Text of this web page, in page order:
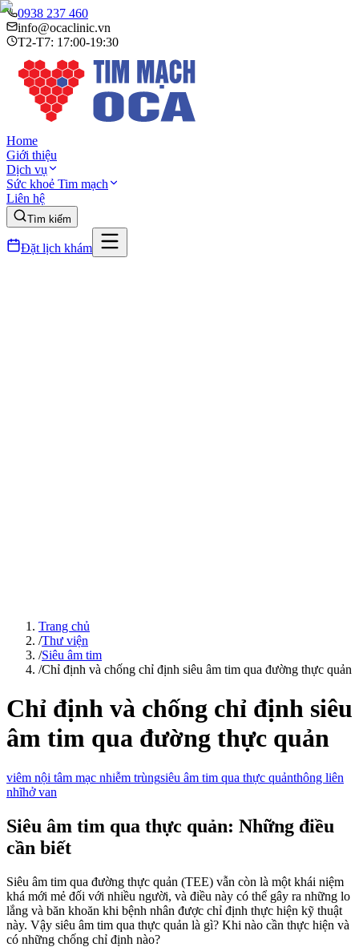
0938 237 460
info@ocaclinic.vn
T2-T7: 17:00-19:30
Home
Giới thiệu
Dịch vụ
Sức khoẻ Tim mạch
Liên hệ
Tìm kiếm
Đặt lịch khám
Trang chủ
/Thư viện
/Siêu âm tim
/Chỉ định và chống chỉ định siêu âm tim qua đường thực quản
Chỉ định và chống chỉ định siêu
âm tim qua đường thực quản
viêm nội tâm mạc nhiễm trùngsiêu âm tim qua thực quảnthông liên
nhĩhở van
Siêu âm tim qua thực quản: Những điều
cần biết
Siêu âm tim qua đường thực quản (TEE) vẫn còn là một khái niệm
khá mới mẻ đối với nhiều người, và điều này có thể gây ra những lo
lắng và băn khoăn khi bệnh nhân được chỉ định thực hiện kỹ thuật
này. Vậy siêu âm tim qua thực quản là gì? Khi nào cần thực hiện và
có những chống chỉ định nào?